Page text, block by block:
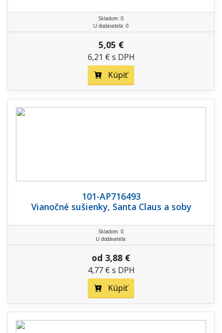
Skladom: 0
U dodávateľa: 0
5,05 €
6,21 € s DPH
Kúpiť
101-AP716493
Vianočné sušienky, Santa Claus a soby
Skladom: 0
U dodávateľa:
od 3,88 €
4,77 € s DPH
Kúpiť